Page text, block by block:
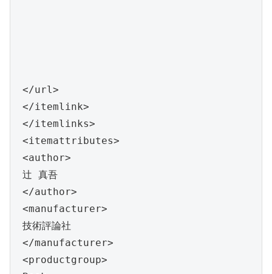
</url>
</itemlink>
</itemlinks>
<itemattributes>
<author>
辻 真吾
</author>
<manufacturer>
技術評論社
</manufacturer>
<productgroup>